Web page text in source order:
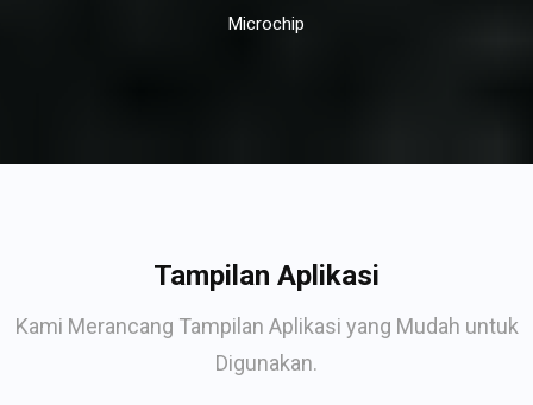
Microchip
Tampilan Aplikasi
Kami Merancang Tampilan Aplikasi yang Mudah untuk
Digunakan.